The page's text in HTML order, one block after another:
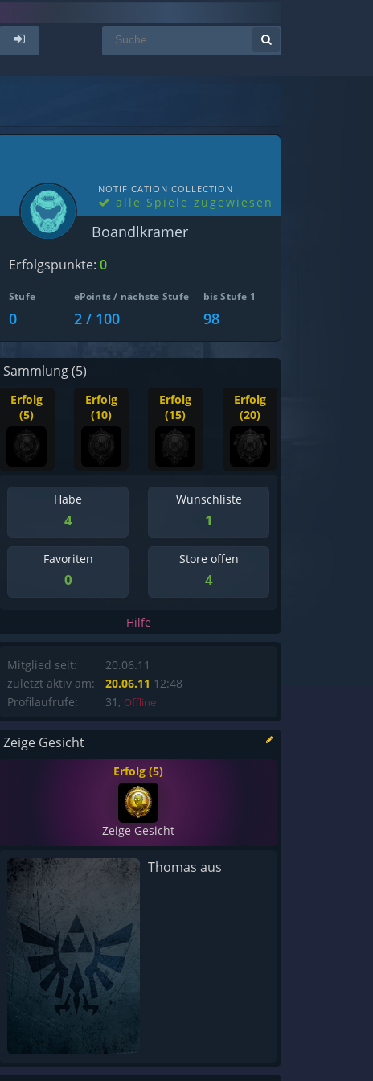
NOTIFICATION COLLECTION
alle Spiele zugewiesen
Boandlkramer
Erfolgspunkte: 0
Stufe
0
ePoints / nächste Stufe
2 / 100
bis Stufe 1
98
Sammlung (5)
Erfolg
(5)
Erfolg
(10)
Erfolg
(15)
Erfolg
(20)
Habe
4
Wunschliste
1
Favoriten
0
Store offen
4
Hilfe
Mitglied seit:
zuletzt aktiv am:
Profilaufrufe:
20.06.11
20.06.11 12:48
31, Offline
Zeige Gesicht
Erfolg (5)
Zeige Gesicht
Thomas aus